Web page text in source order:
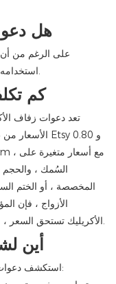
هل
على الرغم من أن
استخدامه وإعادة تدويره إذا تم التخلص منه بشكل صحيح.
كم
تعد دعوات زفاف
السُمك ، والحجم
المخصصة ، أو الختم
الأزواج ، فإن
الأكريليك تستحق السعر ، مما يضيف عنصرًا "واو" إلى بداية رحلة الزفاف.
أين
استكشف دعوات زفاف الأكريليك الجميلة على المنصات التالية: